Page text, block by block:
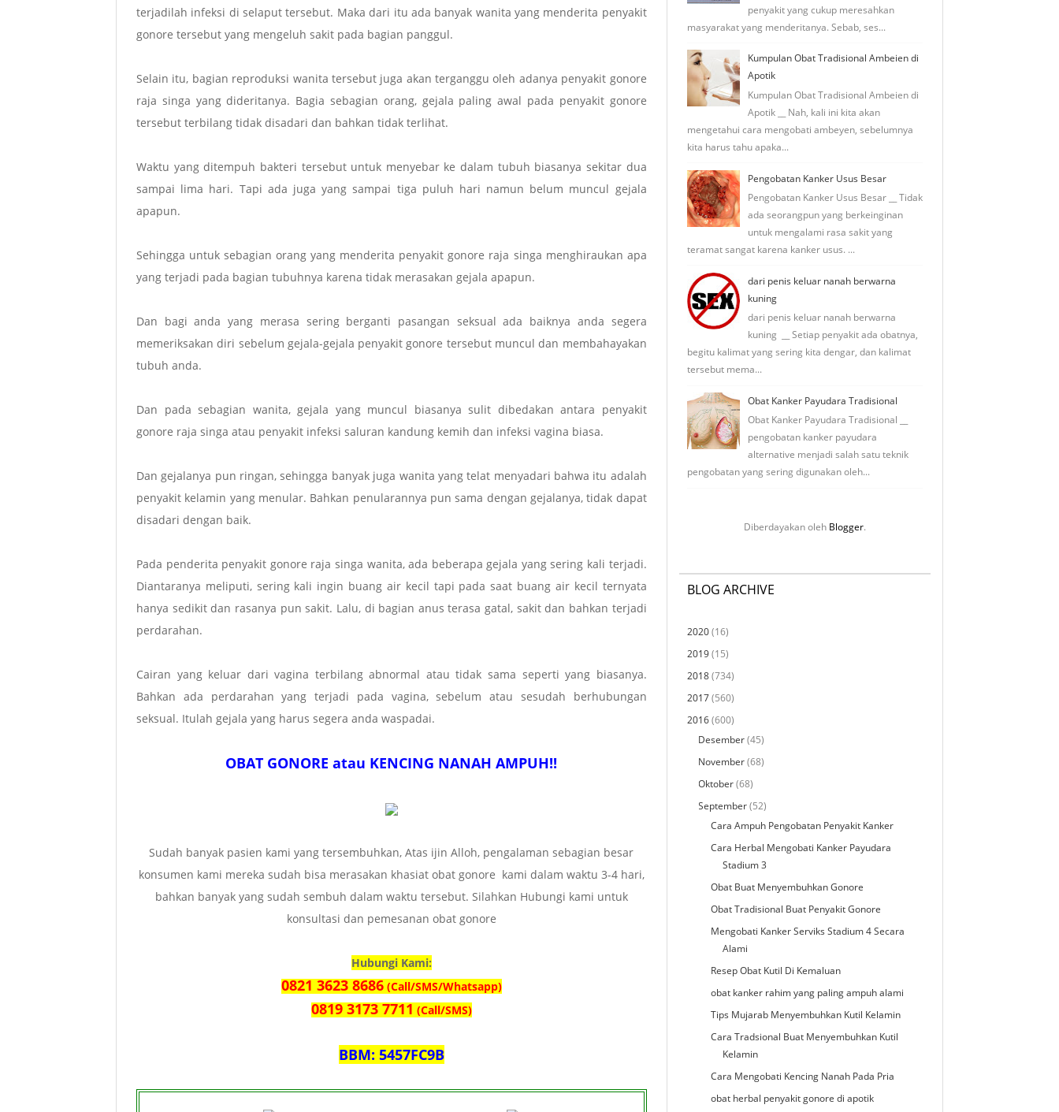
terjadilah infeksi di selaput tersebut. Maka dari itu ada banyak wanita yang menderita penyakit
gonore tersebut yang mengeluh sakit pada bagian panggul.
Selain itu, bagian reproduksi wanita tersebut juga akan terganggu oleh adanya penyakit gonore
raja singa yang dideritanya. Bagia sebagian orang, gejala paling awal pada penyakit gonore
tersebut terbilang tidak disadari dan bahkan tidak terlihat.
Waktu yang ditempuh bakteri tersebut untuk menyebar ke dalam tubuh biasanya sekitar dua
sampai lima hari. Tapi ada juga yang sampai tiga puluh hari namun belum muncul gejala
apapun.
Sehingga untuk sebagian orang yang menderita penyakit gonore raja singa menghiraukan apa
yang terjadi pada bagian tubuhnya karena tidak merasakan gejala apapun.
Dan bagi anda yang merasa sering berganti pasangan seksual ada baiknya anda segera
memeriksakan diri sebelum gejala-gejala penyakit gonore tersebut muncul dan membahayakan
tubuh anda.
Dan pada sebagian wanita, gejala yang muncul biasanya sulit dibedakan antara penyakit
gonore raja singa atau penyakit infeksi saluran kandung kemih dan infeksi vagina biasa.
Dan gejalanya pun ringan, sehingga banyak juga wanita yang telat menyadari bahwa itu adalah
penyakit kelamin yang menular. Bahkan penularannya pun sama dengan gejalanya, tidak dapat
disadari dengan baik.
Pada penderita penyakit gonore raja singa wanita, ada beberapa gejala yang sering kali terjadi.
Diantaranya meliputi, sering kali ingin buang air kecil tapi pada saat buang air kecil ternyata
hanya sedikit dan rasanya pun sakit. Lalu, di bagian anus terasa gatal, sakit dan bahkan terjadi
perdarahan.
Cairan yang keluar dari vagina terbilang abnormal atau tidak sama seperti yang biasanya.
Bahkan ada perdarahan yang terjadi pada vagina, sebelum atau sesudah berhubungan
seksual. Itulah gejala yang harus segera anda waspadai.
OBAT GONORE atau KENCING NANAH AMPUH!!
Sudah banyak pasien kami yang tersembuhkan, Atas ijin Alloh, pengalaman sebagian besar
konsumen kami mereka sudah bisa merasakan khasiat obat gonore kami dalam waktu 3-4 hari,
bahkan banyak yang sudah sembuh dalam waktu tersebut. Silahkan Hubungi kami untuk
konsultasi dan pemesanan obat gonore
Hubungi Kami:
0821 3623 8686(Call/SMS/Whatsapp)
0819 3173 7711 (Call/SMS)
BBM: 5457FC9B
penyakit yang cukup meresahkan
masyarakat yang menderitanya. Sebab, ses...
Kumpulan Obat Tradisional Ambeien di
Apotik
Kumpulan Obat Tradisional Ambeien di
Apotik __ Nah, kali ini kita akan
mengetahui cara mengobati ambeyen, sebelumnya
kita harus tahu apaka...
Pengobatan Kanker Usus Besar
Pengobatan Kanker Usus Besar __ Tidak
ada seorangpun yang berkeinginan
untuk mengalami rasa sakit yang
teramat sangat karena kanker usus. ...
dari penis keluar nanah berwarna
kuning
dari penis keluar nanah berwarna
kuning __ Setiap penyakit ada obatnya,
begitu kalimat yang sering kita dengar, dan kalimat
tersebut mema...
Obat Kanker Payudara Tradisional
Obat Kanker Payudara Tradisional __
pengobatan kanker payudara
alternative menjadi salah satu teknik
pengobatan yang sering digunakan oleh...
Diberdayakan oleh Blogger.
BLOG ARCHIVE
2020(16)
2019(15)
2018(734)
2017(560)
2016(600)
Desember(45)
November(68)
Oktober(68)
September(52)
Cara Ampuh Pengobatan Penyakit Kanker
Cara Herbal Mengobati Kanker Payudara
Stadium 3
Obat Buat Menyembuhkan Gonore
Obat Tradisional Buat Penyakit Gonore
Mengobati Kanker Serviks Stadium 4 Secara
Alami
Resep Obat Kutil Di Kemaluan
obat kanker rahim yang paling ampuh alami
Tips Mujarab Menyembuhkan Kutil Kelamin
Cara Tradsional Buat Menyembuhkan Kutil
Kelamin
Cara Mengobati Kencing Nanah Pada Pria
obat herbal penyakit gonore di apotik